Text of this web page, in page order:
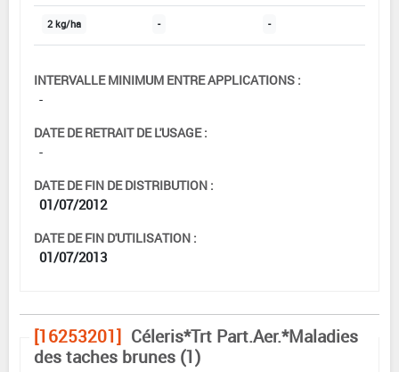
2 kg/ha - -
INTERVALLE MINIMUM ENTRE APPLICATIONS :
-
DATE DE RETRAIT DE L'USAGE :
-
DATE DE FIN DE DISTRIBUTION :
01/07/2012
DATE DE FIN D'UTILISATION :
01/07/2013
[16253201] Céleris*Trt Part.Aer.*Maladies
des taches brunes (1)